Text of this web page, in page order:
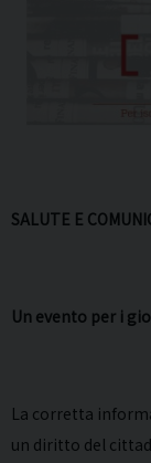
SALUTE E
Un evento per i
La corretta
un diritto del